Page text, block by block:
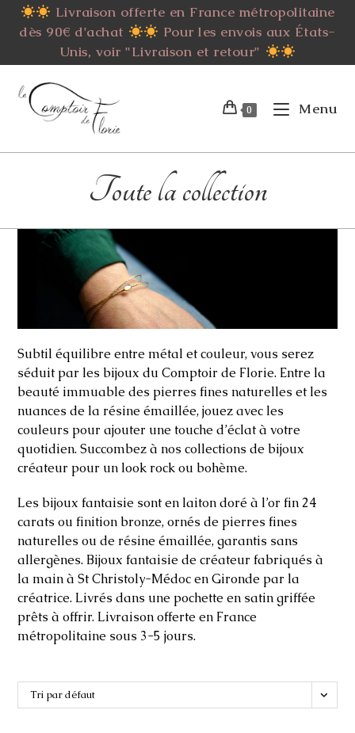
Skip
content
Livraison offerte en France métropolitaine
dès 90€ d'achat
Pour les envois aux États-
Unis, voir "Livraison et retour"
0 Menu
Toute la collection
Subtil équilibre entre métal et couleur, vous serez
séduit par les bijoux du Comptoir de Florie. Entre la
beauté immuable des pierres fines naturelles et les
nuances de la résine émaillée, jouez avec les
couleurs pour ajouter une touche d’éclat à votre
quotidien. Succombez à nos collections de bijoux
créateur pour un look rock ou bohème.
Les bijoux fantaisie sont en laiton doré à l’or fin 24
carats ou finition bronze, ornés de pierres fines
naturelles ou de résine émaillée, garantis sans
allergènes. Bijoux fantaisie de créateur fabriqués à
la main à St Christoly-Médoc en Gironde par la
créatrice. Livrés dans une pochette en satin griffée
prêts à offrir. Livraison offerte en France
métropolitaine sous 3-5 jours.
Tri par défaut